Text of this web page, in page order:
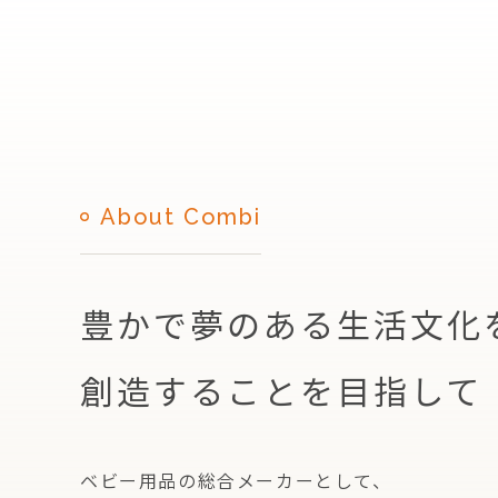
About Combi
豊かで夢のある生活文化
創造することを目指して
ベビー用品の総合メーカーとして、